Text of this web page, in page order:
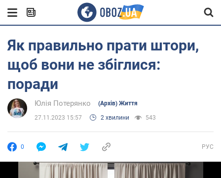
Як правильно прати штори,
щоб вони не збіглися:
поради
Юлія Потерянко (Архів) Життя
27.11.2023 15:57 2 хвилини 543
0 РУС